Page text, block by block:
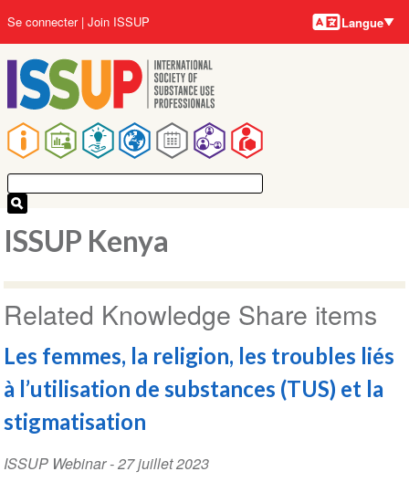
au
contenu
principal
Main
navigation
User
account
menu
Se connecter Join ISSUP Langues
Langue
ISSUP Kenya
Related Knowledge Share items
Les femmes, la religion, les troubles liés
à l’utilisation de substances (TUS) et la
stigmatisation
ISSUP Webinar-27 juillet 2023